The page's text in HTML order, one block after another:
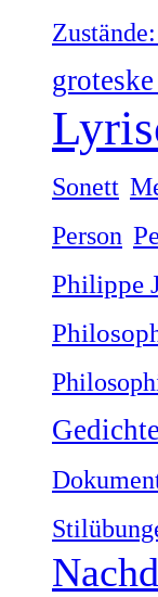
Sonett
Person
Philippe
Gedichte